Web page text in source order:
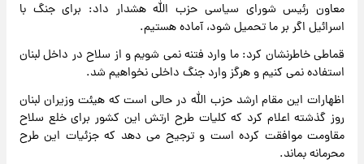
معاون رئیس شورای سیاسی حزب الله هشدار داد: برای جنگ با
اسرائیل اگر بر ما تحمیل شود، آماده هستیم.
قماطی خاطرنشان کرد: ما وارد فتنه نمی شویم و از سلاح در داخل لبنان
استفاده نمی کنیم و هرگز وارد جنگ داخلی نخواهیم شد.
اظهارات این مقام ارشد حزب الله در حالی است که هیئت وزیران لبنان
روز گذشته اعلام کرد که کلیات طرح ارتش این کشور برای خلع سلاح
مقاومت موافقت کرده است و ترجیح می دهد که جزئیات این طرح
محرمانه بماند.